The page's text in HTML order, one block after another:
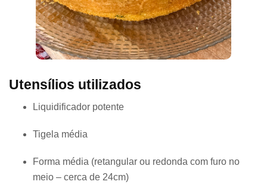
Utensílios utilizados
Liquidificador potente
Tigela média
Forma média (retangular ou redonda com furo no
meio – cerca de 24cm)